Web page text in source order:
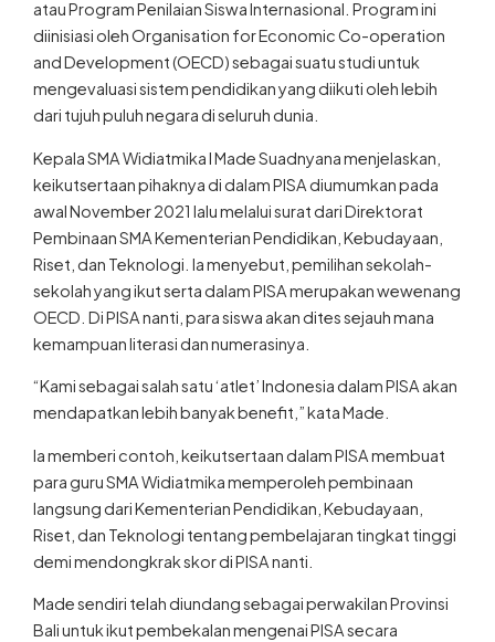
atau Program Penilaian Siswa Internasional. Program ini
diinisiasi oleh Organisation for Economic Co-operation
and Development (OECD) sebagai suatu studi untuk
mengevaluasi sistem pendidikan yang diikuti oleh lebih
dari tujuh puluh negara di seluruh dunia.
Kepala SMA Widiatmika I Made Suadnyana menjelaskan,
keikutsertaan pihaknya di dalam PISA diumumkan pada
awal November 2021 lalu melalui surat dari Direktorat
Pembinaan SMA Kementerian Pendidikan, Kebudayaan,
Riset, dan Teknologi. Ia menyebut, pemilihan sekolah-
sekolah yang ikut serta dalam PISA merupakan wewenang
OECD. Di PISA nanti, para siswa akan dites sejauh mana
kemampuan literasi dan numerasinya.
“Kami sebagai salah satu ‘atlet’ Indonesia dalam PISA akan
mendapatkan lebih banyak benefit,” kata Made.
Ia memberi contoh, keikutsertaan dalam PISA membuat
para guru SMA Widiatmika memperoleh pembinaan
langsung dari Kementerian Pendidikan, Kebudayaan,
Riset, dan Teknologi tentang pembelajaran tingkat tinggi
demi mendongkrak skor di PISA nanti.
Made sendiri telah diundang sebagai perwakilan Provinsi
Bali untuk ikut pembekalan mengenai PISA secara